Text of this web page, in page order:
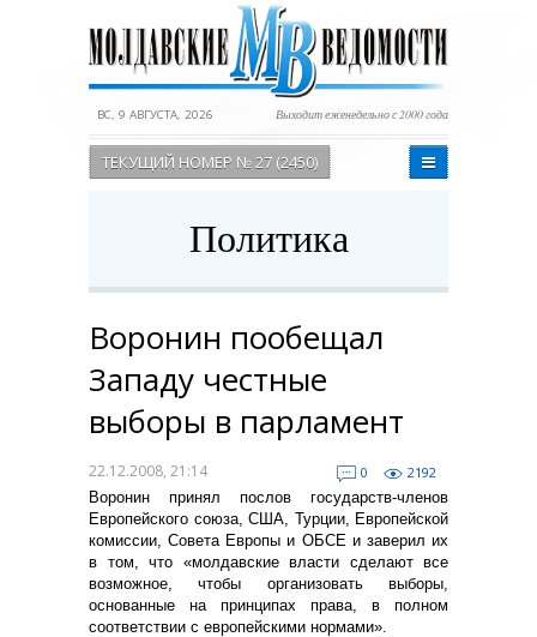
ВС, 9 АВГУСТА, 2026 Выходит еженедельно с 2000 года
ТЕКУЩИЙ НОМЕР № 27 (2450)
Политика
Воронин пообещал
Западу честные
выборы в парламент
22.12.2008, 21:14 0
2192
Воронин принял послов государств-членов
Европейского союза, США, Турции, Европейской
комиссии, Совета Европы и ОБСЕ и заверил их
в том, что «молдавские власти сделают все
возможное, чтобы организовать выборы,
основанные на принципах права, в полном
соответствии с европейскими нормами».